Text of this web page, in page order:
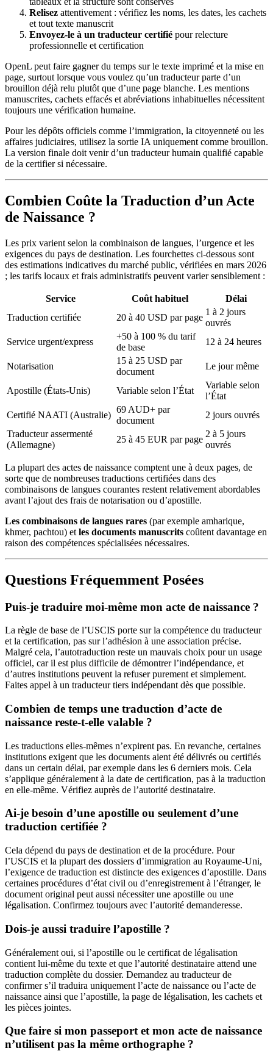
Relisez attentivement : vérifiez les noms, les dates, les cachets
et tout texte manuscrit
Envoyez-le à un traducteur certifié pour relecture
professionnelle et certification
OpenL peut faire gagner du temps sur le texte imprimé et la mise en
page, surtout lorsque vous voulez qu’un traducteur parte d’un
brouillon déjà relu plutôt que d’une page blanche. Les mentions
manuscrites, cachets effacés et abréviations inhabituelles nécessitent
toujours une vérification humaine.
Pour les dépôts officiels comme l’immigration, la citoyenneté ou les
affaires judiciaires, utilisez la sortie IA uniquement comme brouillon.
La version finale doit venir d’un traducteur humain qualifié capable
de la certifier si nécessaire.
Combien Coûte la Traduction d’un Acte
de Naissance ?
Les prix varient selon la combinaison de langues, l’urgence et les
exigences du pays de destination. Les fourchettes ci-dessous sont
des estimations indicatives du marché public, vérifiées en mars 2026
; les tarifs locaux et frais administratifs peuvent varier sensiblement :
Service Coût habituel
Délai
Traduction certifiée
20 à 40 USD par page
1 à 2 jours
ouvrés
Service urgent/express
+50 à 100 % du tarif
de base
12 à 24 heures
Notarisation
15 à 25 USD par
document
Le jour même
Apostille (États-Unis) Variable selon l’État
Variable selon
l’État
Certifié NAATI (Australie)
69 AUD+ par
document
2 jours ouvrés
Traducteur assermenté
(Allemagne)
25 à 45 EUR par page
2 à 5 jours
ouvrés
La plupart des actes de naissance comptent une à deux pages, de
sorte que de nombreuses traductions certifiées dans des
combinaisons de langues courantes restent relativement abordables
avant l’ajout des frais de notarisation ou d’apostille.
Les combinaisons de langues rares (par exemple amharique,
khmer, pachtou) et les documents manuscrits coûtent davantage en
raison des compétences spécialisées nécessaires.
Questions Fréquemment Posées
Puis-je traduire moi-même mon acte de naissance ?
La règle de base de l’USCIS porte sur la compétence du traducteur
et la certification, pas sur l’adhésion à une association précise.
Malgré cela, l’autotraduction reste un mauvais choix pour un usage
officiel, car il est plus difficile de démontrer l’indépendance, et
d’autres institutions peuvent la refuser purement et simplement.
Faites appel à un traducteur tiers indépendant dès que possible.
Combien de temps une traduction d’acte de
naissance reste-t-elle valable ?
Les traductions elles-mêmes n’expirent pas. En revanche, certaines
institutions exigent que les documents aient été délivrés ou certifiés
dans un certain délai, par exemple dans les 6 derniers mois. Cela
s’applique généralement à la date de certification, pas à la traduction
en elle-même. Vérifiez auprès de l’autorité destinataire.
Ai-je besoin d’une apostille ou seulement d’une
traduction certifiée ?
Cela dépend du pays de destination et de la procédure. Pour
l’USCIS et la plupart des dossiers d’immigration au Royaume-Uni,
l’exigence de traduction est distincte des exigences d’apostille. Dans
certaines procédures d’état civil ou d’enregistrement à l’étranger, le
document original peut aussi nécessiter une apostille ou une
légalisation. Confirmez toujours avec l’autorité demanderesse.
Dois-je aussi traduire l’apostille ?
Généralement oui, si l’apostille ou le certificat de légalisation
contient lui-même du texte et que l’autorité destinataire attend une
traduction complète du dossier. Demandez au traducteur de
confirmer s’il traduira uniquement l’acte de naissance ou l’acte de
naissance ainsi que l’apostille, la page de légalisation, les cachets et
les pièces jointes.
Que faire si mon passeport et mon acte de naissance
n’utilisent pas la même orthographe ?